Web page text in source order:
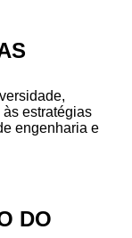
estratégias
engenharia e
DO